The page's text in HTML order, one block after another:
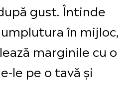
gust. Întinde
în mijloc,
marginile cu o
le pe o tavă și